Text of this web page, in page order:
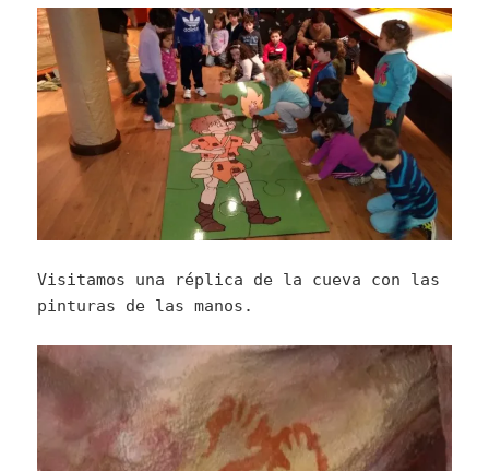
Visitamos una réplica de la cueva con las
pinturas de las manos.